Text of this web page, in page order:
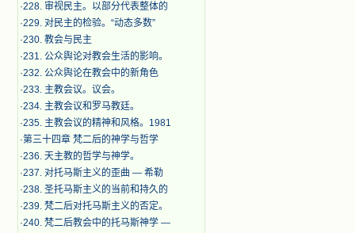
·228. 审视民主。以部分代表整体的
·229. 对民主的检验。“动态多数”
·230. 教会与民主
·231. 公众舆论对教会生活的影响。
·232. 公众舆论在教会中的新角色
·233. 主教会议。议会。
·234. 主教会议和罗马教廷。
·235. 主教会议的精神和风格。1981
·第三十四章 梵二后的神学与哲学
·236. 天主教的哲学与神学。
·237. 对托马斯主义的歪曲 — 希勒
·238. 圣托马斯主义的当前和持久的
·239. 梵二后对托马斯主义的否定。
·240. 梵二后教会中的托马斯神学 —